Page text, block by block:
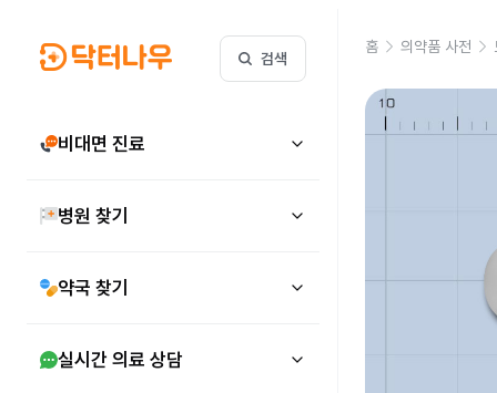
검색
비대면 진료
병원 찾기
약국 찾기
실시간 의료 상담
홈 의약품 사전